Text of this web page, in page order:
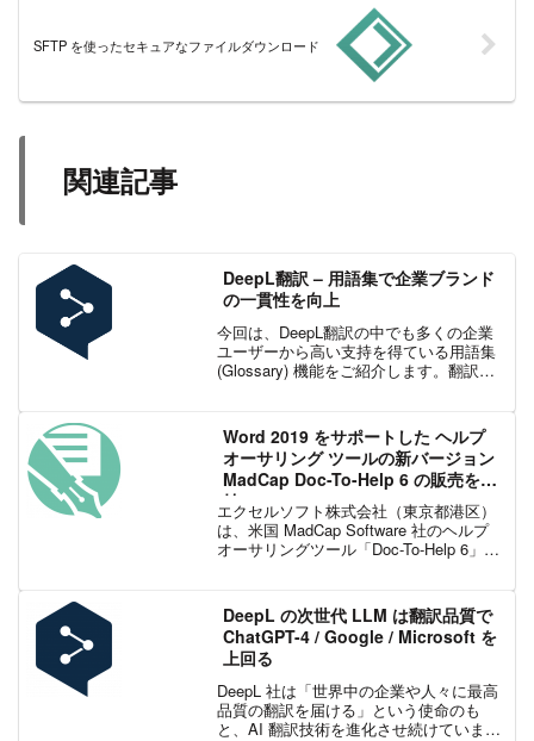
SFTP を使ったセキュアなファイルダウンロード
関連記事
DeepL翻訳 – 用語集で企業ブランド
の一貫性を向上
今回は、DeepL翻訳の中でも多くの企業
ユーザーから高い支持を得ている用語集
(Glossary) 機能をご紹介します。翻訳の
す。ブランド表現の統一に悩んでいる
方、翻訳...
Word 2019 をサポートした ヘルプ
オーサリング ツールの新バージョン
MadCap Doc-To-Help 6 の販売を開
始
エクセルソフト株式会社（東京都港区）
は、米国 MadCap Software 社のヘルプ
オーサリングツール「Doc-To-Help 6」を
DeepL の次世代 LLM は翻訳品質で
ChatGPT-4 / Google / Microsoft を
上回る
DeepL 社は「世界中の企業や人々に最高
品質の翻訳を届ける」という使命のも
と、AI 翻訳技術を進化させ続けていま